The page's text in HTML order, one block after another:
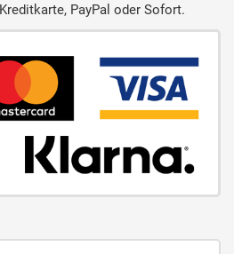
PayPal oder Sofort.